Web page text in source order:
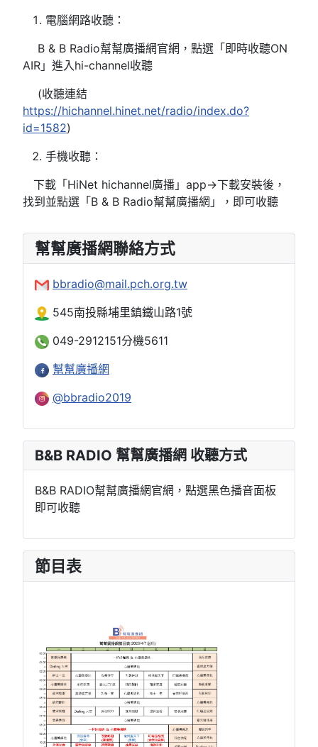
電腦網路收聽：
B & B Radio幫幫廣播網官網，點選「即時收聽ON
AIR」進入hi-channel收聽
(收聽連結
https://hichannel.hinet.net/radio/index.do?
id=1582)
手機收聽：
下載「HiNet hichannel廣播」app→下載安裝後，
找到並點選「B & B Radio幫幫廣播網」，即可收聽
幫幫廣播網聯絡方式
bbradio@mail.pch.org.tw
545南投縣埔里鎮鐵山路1號
049-2912151分機5611
幫幫廣播網
@bbradio2019
B&B RADIO 幫幫廣播網 收聽方式
B&B RADIO幫幫廣播網官網，點選黑色播音面板
即可收聽
節目表